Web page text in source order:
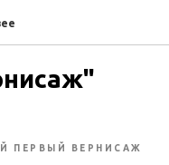
ПЕРВЫЙ ВЕРНИСАЖ